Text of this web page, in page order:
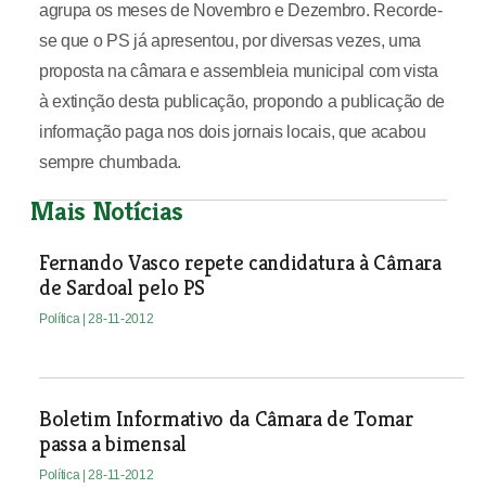
agrupa os meses de Novembro e Dezembro. Recorde-
se que o PS já apresentou, por diversas vezes, uma
proposta na câmara e assembleia municipal com vista
à extinção desta publicação, propondo a publicação de
informação paga nos dois jornais locais, que acabou
sempre chumbada.
Mais Notícias
Fernando Vasco repete candidatura à Câmara
de Sardoal pelo PS
Política | 28-11-2012
Boletim Informativo da Câmara de Tomar
passa a bimensal
Política | 28-11-2012